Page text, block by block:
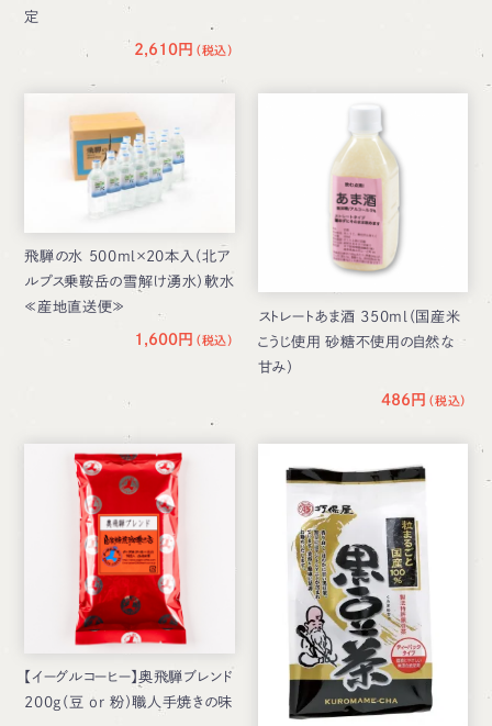
定
2,610円
飛騨の水 500ml×20本入（北ア
ルプス乗鞍岳の雪解け湧水）軟水
≪産地直送便≫
1,600円
ストレートあま酒 350ml（国産米
こうじ使用 砂糖不使用の自然な
甘み）
486円
【イーグルコーヒー】奥飛騨ブレンド
200g（豆 or 粉）職人手焼きの味